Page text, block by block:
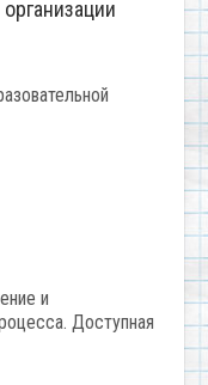
и
Доступная